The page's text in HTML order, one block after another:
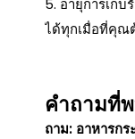
5. อายุการเก็
ได้ทุกเมื่อที่คุณ
คำถามที่
ถาม: อาหารก